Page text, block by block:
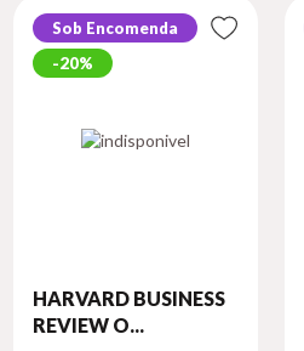
Sob Encomenda
20%
HARVARD BUSINESS
REVIEW O...